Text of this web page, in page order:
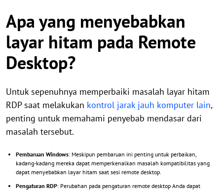
Apa yang menyebabkan
layar hitam pada Remote
Desktop?
Untuk sepenuhnya memperbaiki masalah layar hitam
RDP saat melakukan kontrol jarak jauh komputer lain,
penting untuk memahami penyebab mendasar dari
masalah tersebut.
Pembaruan Windows: Meskipun pembaruan ini penting untuk perbaikan,
kadang-kadang mereka dapat memperkenalkan masalah kompatibilitas yang
dapat menyebabkan layar hitam saat sesi remote desktop.
Pengaturan RDP: Perubahan pada pengaturan remote desktop Anda dapat